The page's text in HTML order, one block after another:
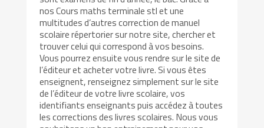
nos Cours maths terminale stl et une
multitudes d’autres correction de manuel
scolaire répertorier sur notre site, chercher et
trouver celui qui correspond à vos besoins.
Vous pourrez ensuite vous rendre sur le site de
l’éditeur et acheter votre livre. Si vous êtes
enseignent, renseignez simplement sur le site
de l’éditeur de votre livre scolaire, vos
identifiants enseignants puis accédez à toutes
les corrections des livres scolaires. Nous vous